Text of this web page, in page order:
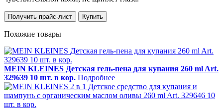
Получить прайс-лист Купить
Похожие товары
MEIN KLEINES Детская гель-пена для купания 260 ml Art.
329639 10 шт. в кор. Подробнее